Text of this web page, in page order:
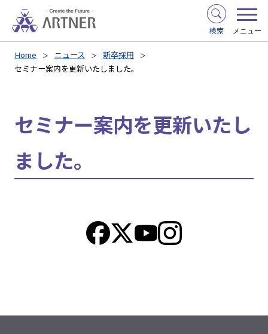
検索 メニュー
Home ニュース
新卒採用
セミナー案内を更新いたしました。
セミナー案内を更新いたし
ました。